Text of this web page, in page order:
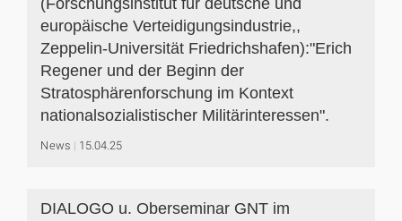
(Forschungsinstitut für deutsche und
europäische Verteidigungsindustrie,,
Zeppelin-Universität Friedrichshafen):"Erich
Regener und der Beginn der
Stratosphärenforschung im Kontext
nationalsozialistischer Militärinteressen".
News 15.04.25
DIALOGO u. Oberseminar GNT im